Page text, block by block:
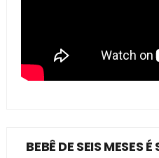
BEBÊ DE SEIS MESES